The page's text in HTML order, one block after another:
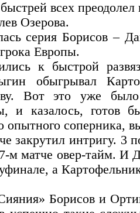
всех
Озерова.
серия Борисов –
Европы.
к быстрой
обыгрывал
Вот это уже
и казалось, готов
опытного соперника,
закрутил интригу. 3
матче овер-тайм. И
а
Борисов и